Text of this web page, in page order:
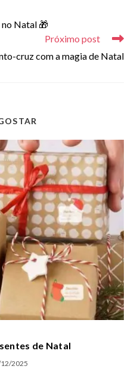
Natal 🎁
Próximo post
cruz com a magia de Natal
de Natal
2025